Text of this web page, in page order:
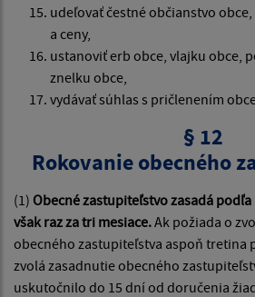
udeľovať čestné občianstvo
a ceny,
ustanoviť erb obce, vlajku obce,
znelku obce,
vydávať súhlas s pričlenením
§ 12
Rokovanie obecného
(1) Obecné zastupiteľstvo zasadá
však raz za tri mesiace.Ak požiada o
obecného zastupiteľstva aspoň tretina
zvolá zasadnutie obecného
uskutočnilo do 15 dní od doručenia